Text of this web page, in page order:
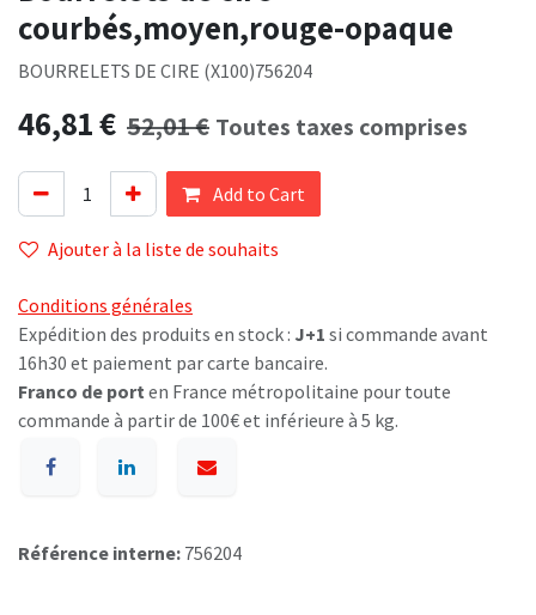
courbés,moyen,rouge-opaque
BOURRELETS DE CIRE (X100)756204
46,81€ 52,01€ Toutes taxes comprises
Add to Cart
Ajouter à la liste de souhaits
Conditions générales
Expédition des produits en stock : J+1 si commande avant
16h30 et paiement par carte bancaire.
Franco de port en France métropolitaine pour toute
commande à partir de 100€ et inférieure à 5 kg.
Référence interne: 756204